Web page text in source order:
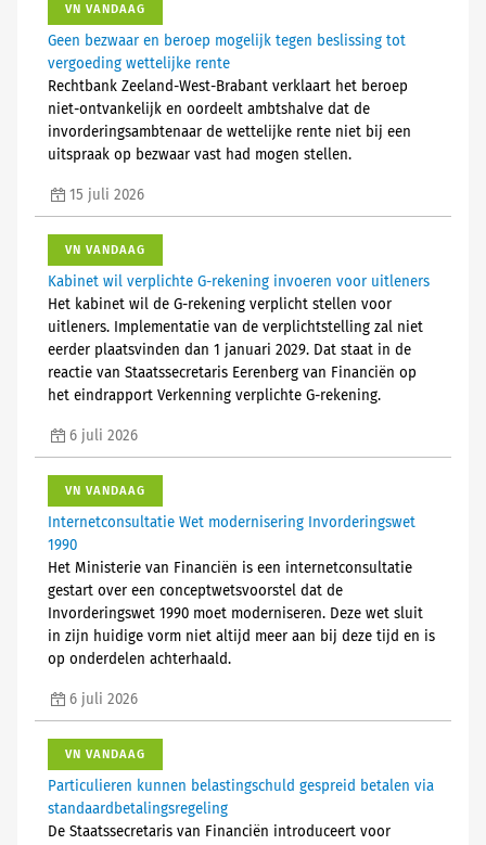
VN VANDAAG
Geen bezwaar en beroep mogelijk tegen beslissing tot
vergoeding wettelijke rente
Rechtbank Zeeland-West-Brabant verklaart het beroep
niet-ontvankelijk en oordeelt ambtshalve dat de
invorderingsambtenaar de wettelijke rente niet bij een
uitspraak op bezwaar vast had mogen stellen.
15 juli 2026
VN VANDAAG
Kabinet wil verplichte G-rekening invoeren voor uitleners
Het kabinet wil de G-rekening verplicht stellen voor
uitleners. Implementatie van de verplichtstelling zal niet
eerder plaatsvinden dan 1 januari 2029. Dat staat in de
reactie van Staatssecretaris Eerenberg van Financiën op
het eindrapport Verkenning verplichte G-rekening.
6 juli 2026
VN VANDAAG
Internetconsultatie Wet modernisering Invorderingswet
1990
Het Ministerie van Financiën is een internetconsultatie
gestart over een conceptwetsvoorstel dat de
Invorderingswet 1990 moet moderniseren. Deze wet sluit
in zijn huidige vorm niet altijd meer aan bij deze tijd en is
op onderdelen achterhaald.
6 juli 2026
VN VANDAAG
Particulieren kunnen belastingschuld gespreid betalen via
standaardbetalingsregeling
De Staatssecretaris van Financiën introduceert voor